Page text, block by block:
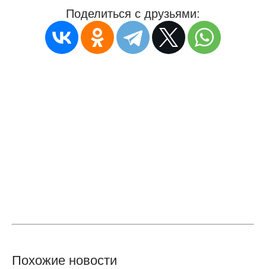
Поделиться с друзьями:
Похожие новости